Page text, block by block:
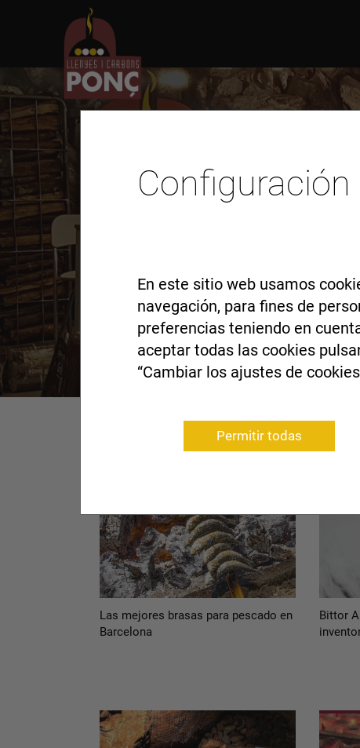
En este sitio web usamos
navegación, para fines de
preferencias teniendo en
aceptar todas las cookies
“Cambiar los ajustes de
Permitir todas
Actualitat
Las mejores brasas para pescado en
Barcelona
Bittor